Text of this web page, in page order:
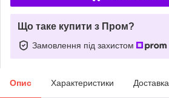
Що таке купити з Пром?
Замовлення під захистом
Опис Характеристики Доставка